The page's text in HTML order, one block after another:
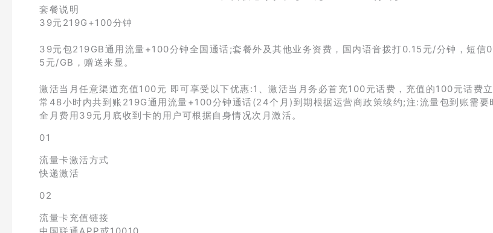
套餐说明
39元219G+100分钟
39元包219GB通用流量+100分钟全国通话;套餐外及其他业务资费，国内语音拨打0.15元/分钟，短信
5元/GB，赠送来显。
激活当月任意渠道充值100元 即可享受以下优惠:1、激活当月务必首充100元话费，充值的100元话费
常48小时内共到账219G通用流量+100分钟通话(24个月)到期根据运营商政策续约;注:流量包到账需要
全月费用39元月底收到卡的用户可根据自身情况次月激活。
01
流量卡激活方式
快递激活
02
流量卡充值链接